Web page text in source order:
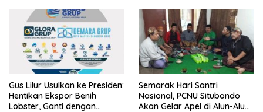
Gus Lilur Usulkan ke Presiden:
Hentikan Ekspor Benih
Lobster, Ganti dengan
Semarak Hari Santri
Nasional, PCNU Situbondo
Akan Gelar Apel di Alun-Alun